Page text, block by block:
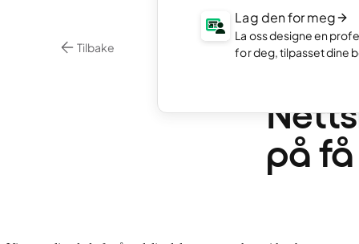
Lag den for meg
La oss designe en
for deg, tilpasset dine
Tilbake
Nå
på